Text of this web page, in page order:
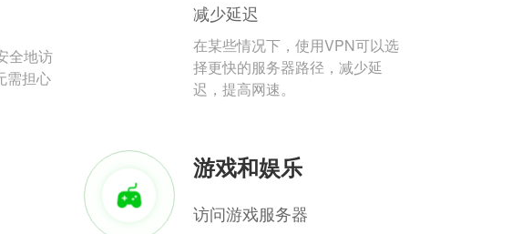
全地访
需担心
减少延迟
在某些情况下，使用VPN可以选
择更快的服务器路径，减少延
迟，提高网速。
游戏和娱乐
访问游戏服务器